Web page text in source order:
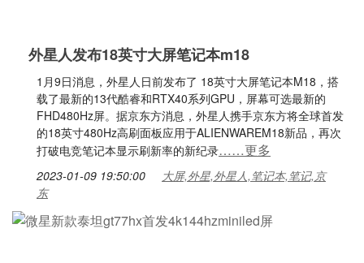
外星人发布18英寸大屏笔记本m18
1月9日消息，外星人日前发布了 18英寸大屏笔记本M18，搭
载了最新的13代酷睿和RTX40系列GPU，屏幕可选最新的
FHD480Hz屏。据京东方消息，外星人携手京东方将全球首发
的18英寸480Hz高刷面板应用于ALIENWAREM18新品，再次
打破电竞笔记本显示刷新率的新纪录……更多
2023-01-09 19:50:00
大屏,外星,外星人,笔记本,笔记,京
东